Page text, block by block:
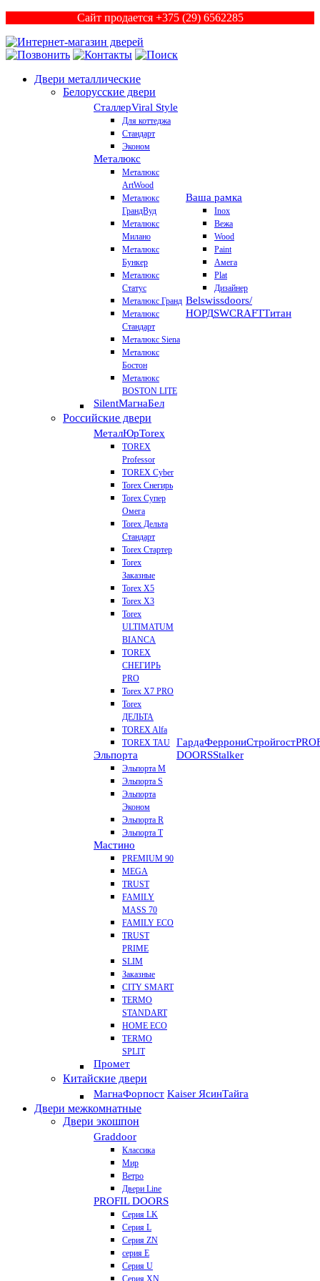
Сайт продается +375 (29) 6562285
Двери металлические
Белорусские двери
СталлерViral Style
Для коттеджа
Стандарт
Эконом
Металюкс
Металюкс
ArtWood
Металюкс
ГрандВуд
Металюкс
Милано
Металюкс
Бункер
Металюкс
Статус
Металюкс Гранд
Металюкс
Стандарт
Металюкс Siena
Металюкс
Бостон
Металюкс
BOSTON LITE
SilentМагнаБел
Ваша рамка
Inox
Вежа
Wood
Paint
Амега
Plat
Дизайнер
Belswissdoors/
НОРДSWCRAFTТитан
Российские двери
МеталЮрTorex
TOREX
Professor
TOREX Cyber
Torex Снегирь
Torex Супер
Омега
Torex Дельта
Стандарт
Torex Стартер
Torex
Заказные
Torex Х5
Torex Х3
Torex
ULTIMATUM
BIANCA
TOREX
СНЕГИРЬ
PRO
Torex X7 PRO
Torex
ДЕЛЬТА
TOREX Alfa
TOREX TAU
Эльпорта
Эльпорта M
Эльпорта S
Эльпорта
Эконом
Эльпорта R
Эльпорта Т
Мастино
PREMIUM 90
MEGA
TRUST
FAMILY
MASS 70
FAMILY ECO
TRUST
PRIME
SLIM
Заказные
CITY SMART
TERMO
STANDART
HOME ECO
ТЕRМО
SPLIT
Промет
ГардаФеррониСтройгост
DOORSStalker
Китайские двери
МагнаФорпост Kaiser ЯсинТайга
Двери межкомнатные
Двери экошпон
Graddoor
Классика
Мир
Ветро
Двери Line
PROFIL DOORS
Серия LK
Серия L
Серия ZN
серия E
Серия U
Серия XN